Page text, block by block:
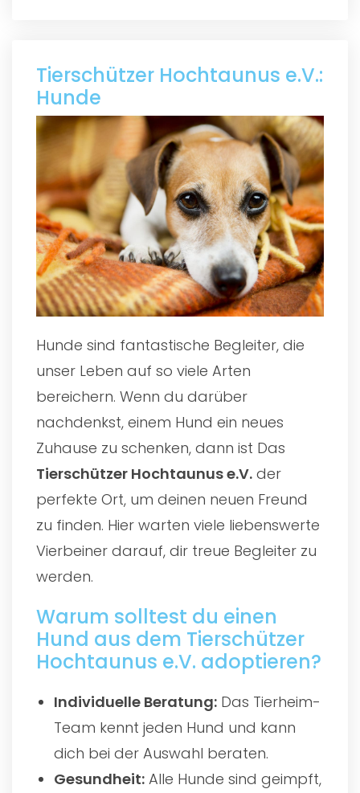
Tierschützer Hochtaunus e.V.:
Hunde
Hunde sind fantastische Begleiter, die
unser Leben auf so viele Arten
bereichern. Wenn du darüber
nachdenkst, einem Hund ein neues
Zuhause zu schenken, dann ist Das
Tierschützer Hochtaunus e.V. der
perfekte Ort, um deinen neuen Freund
zu finden. Hier warten viele liebenswerte
Vierbeiner darauf, dir treue Begleiter zu
werden.
Warum solltest du einen
Hund aus dem Tierschützer
Hochtaunus e.V. adoptieren?
Individuelle Beratung: Das Tierheim-
Team kennt jeden Hund und kann
dich bei der Auswahl beraten.
Gesundheit: Alle Hunde sind geimpft,